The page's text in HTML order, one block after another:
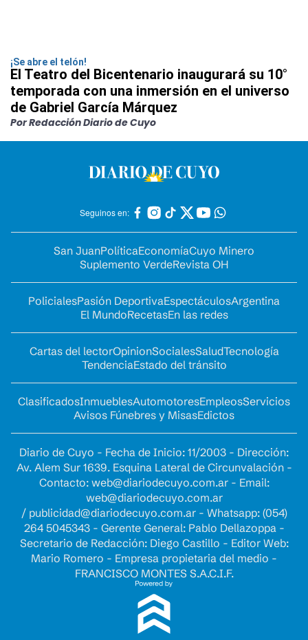
¡Se abre el telón!
El Teatro del Bicentenario inaugurará su 10°
temporada con una inmersión en el universo
de Gabriel García Márquez
Por Redacción Diario de Cuyo
Seguinos en:
San JuanPolíticaEconomíaCuyo Minero
Suplemento VerdeRevista OH
PolicialesPasión DeportivaEspectáculosArgentina
El MundoRecetasEn las redes
Cartas del lectorOpinionSocialesSaludTecnología
TendenciaEstado del tránsito
ClasificadosInmueblesAutomotoresEmpleosServicios
Avisos Fúnebres y MisasEdictos
Diario de Cuyo - Fecha de Inicio: 11/2003 - Dirección:
Av. Alem Sur 1639. Esquina Lateral de Circunvalación -
Contacto: web@diariodecuyo.com.ar- Email:
web@diariodecuyo.com.ar
/ publicidad@diariodecuyo.com.ar- Whatsapp: (054)
264 5045343 - Gerente General: Pablo Dellazoppa -
Secretario de Redacción: Diego Castillo - Editor Web:
Mario Romero - Empresa propietaria del medio -
FRANCISCO MONTES S.A.C.I.F.